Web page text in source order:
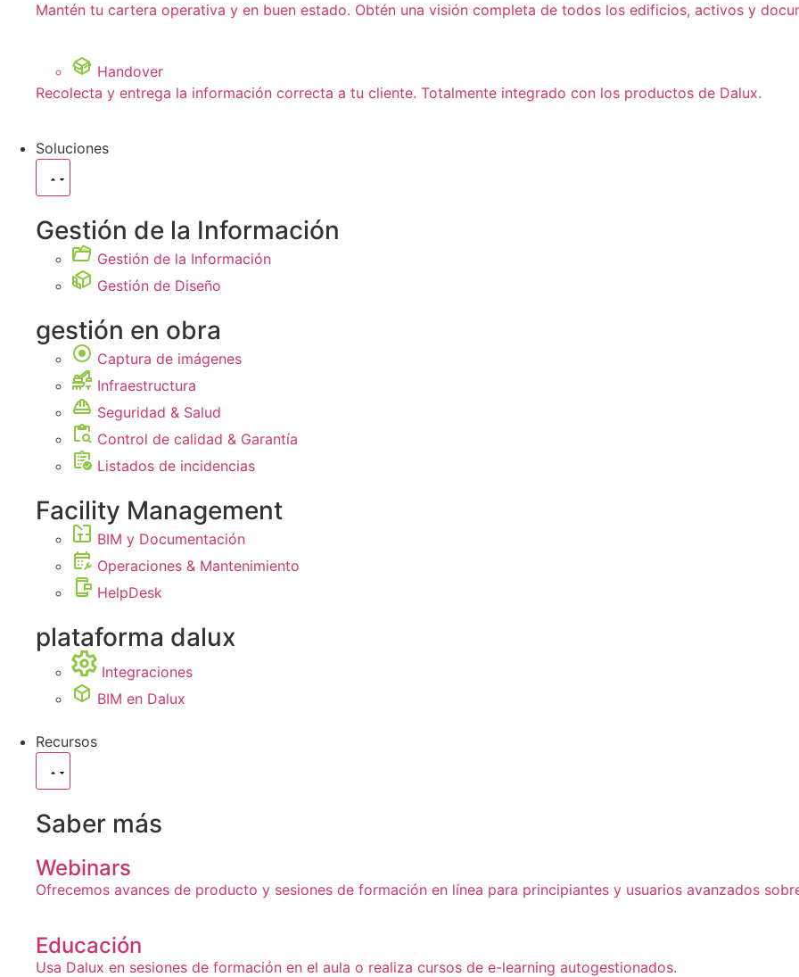
Mantén tu cartera operativa y en buen estado. Obtén una visión completa de todos los edificios, activos y
Handover
Recolecta y entrega la información correcta a tu cliente. Totalmente integrado con los productos de Dalux.
Soluciones
Gestión de la Información
Gestión de la Información
Gestión de Diseño
gestión en obra
Captura de imágenes
Infraestructura
Seguridad & Salud
Control de calidad & Garantía
Listados de incidencias
Facility Management
BIM y Documentación
Operaciones & Mantenimiento
HelpDesk
plataforma dalux
Integraciones
BIM en Dalux
Recursos
Saber más
Webinars
Ofrecemos avances de producto y sesiones de formación en línea para principiantes y usuarios avanzados
Educación
Usa Dalux en sesiones de formación en el aula o realiza cursos de e-learning autogestionados.